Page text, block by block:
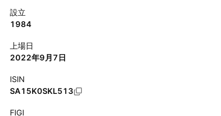
設立
1984
上場日
2022年9月7日
ISIN
SA15K0SKL513
FIGI